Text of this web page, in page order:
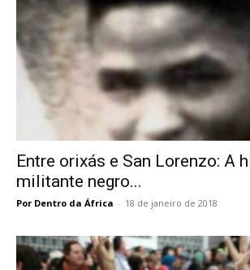
Entre orixás e San Lorenzo: A
militante negro...
Por Dentro da África - 18 de janeiro de 2018